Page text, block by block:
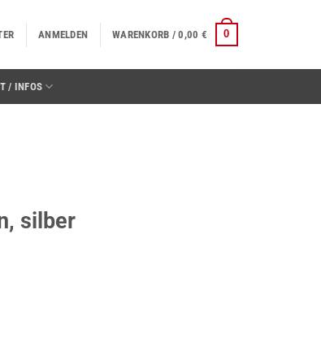
ANMELDEN WARENKORB /0,00 € 0
/ INFOS
silber